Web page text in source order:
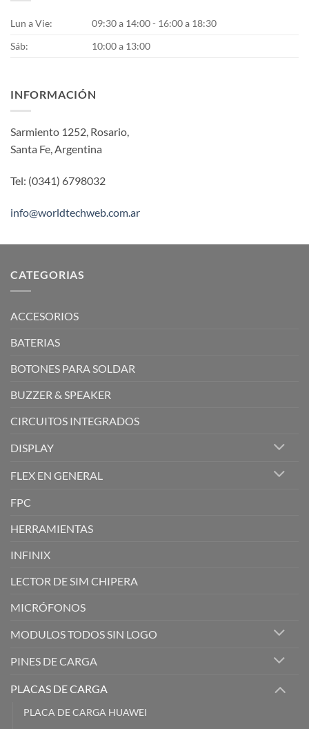
Lun a Vie:
09:30 a 14:00 - 16:00 a 18:30
Sáb:
10:00 a 13:00
INFORMACIÓN
Sarmiento 1252, Rosario,
Santa Fe, Argentina
Tel: (0341) 6798032
info@worldtechweb.com.ar
CATEGORIAS
ACCESORIOS
BATERIAS
BOTONES PARA SOLDAR
BUZZER & SPEAKER
CIRCUITOS INTEGRADOS
DISPLAY
FLEX EN GENERAL
FPC
HERRAMIENTAS
INFINIX
LECTOR DE SIM CHIPERA
MICRÓFONOS
MODULOS TODOS SIN LOGO
PINES DE CARGA
PLACAS DE CARGA
PLACA DE CARGA HUAWEI